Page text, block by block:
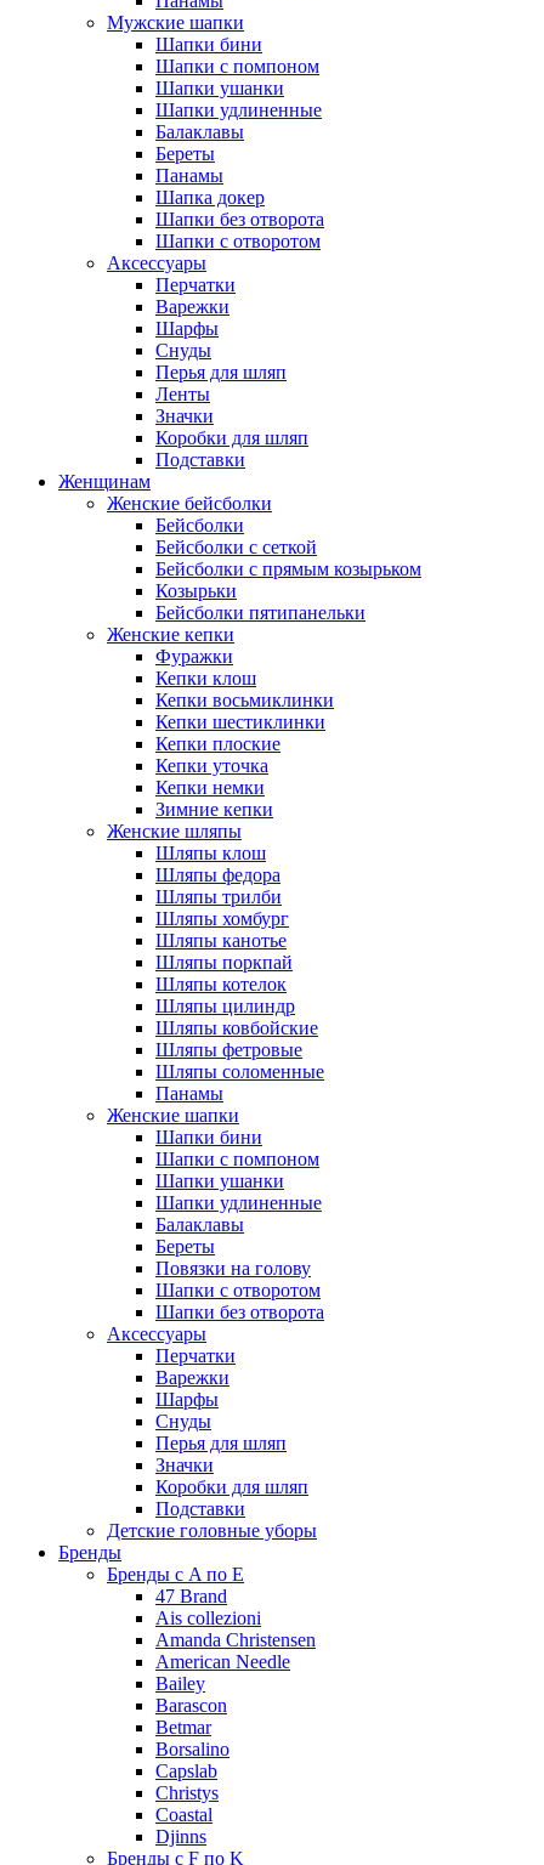
Мужские шапки
Шапки бини
Шапки с помпоном
Шапки ушанки
Шапки удлиненные
Балаклавы
Береты
Панамы
Шапка докер
Шапки без отворота
Шапки с отворотом
Аксессуары
Перчатки
Варежки
Шарфы
Снуды
Перья для шляп
Ленты
Значки
Коробки для шляп
Подставки
Женщинам
Женские бейсболки
Бейсболки
Бейсболки с сеткой
Бейсболки с прямым козырьком
Козырьки
Бейсболки пятипанельки
Женские кепки
Фуражки
Кепки клош
Кепки восьмиклинки
Кепки шестиклинки
Кепки плоские
Кепки уточка
Кепки немки
Зимние кепки
Женские шляпы
Шляпы клош
Шляпы федора
Шляпы трилби
Шляпы хомбург
Шляпы канотье
Шляпы поркпай
Шляпы котелок
Шляпы цилиндр
Шляпы ковбойские
Шляпы фетровые
Шляпы соломенные
Панамы
Женские шапки
Шапки бини
Шапки с помпоном
Шапки ушанки
Шапки удлиненные
Балаклавы
Береты
Повязки на голову
Шапки с отворотом
Шапки без отворота
Аксессуары
Перчатки
Варежки
Шарфы
Снуды
Перья для шляп
Значки
Коробки для шляп
Подставки
Детские головные уборы
Бренды
Бренды с A по E
47 Brand
Ais collezioni
Amanda Christensen
American Needle
Bailey
Barascon
Betmar
Borsalino
Capslab
Christys
Coastal
Djinns
Бренды с F по K